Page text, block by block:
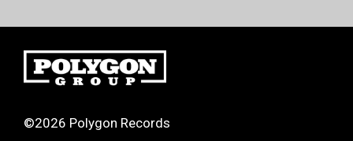
©2026 Polygon Records